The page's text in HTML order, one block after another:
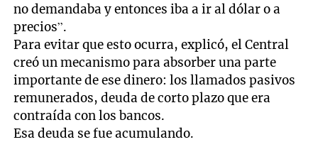
no demandaba y entonces iba a ir al dólar o a
precios”.
Para evitar que esto ocurra, explicó, el Central
creó un mecanismo para absorber una parte
importante de ese dinero: los llamados pasivos
remunerados, deuda de corto plazo que era
contraída con los bancos.
Esa deuda se fue acumulando.